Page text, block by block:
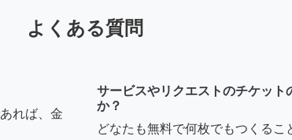
よくある質問
れば、金
サービスやリクエストのチケット
か？
どなたも無料で何枚でもつくるこ